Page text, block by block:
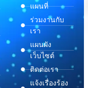
แผนที่
ร่วมงานกับ
เรา
แผนผัง
เว็บไซต์
ติดต่อเรา
แจ้งเรื่องร้อง